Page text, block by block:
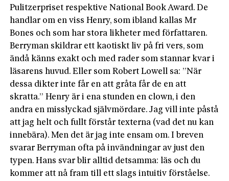
Pulitzerpriset respektive National Book Award. De
handlar om en viss Henry, som ibland kallas Mr
Bones och som har stora likheter med författaren.
Berryman skildrar ett kaotiskt liv på fri vers, som
ändå känns exakt och med rader som stannar kvar i
läsarens huvud. Eller som Robert Lowell sa: ”När
dessa dikter inte får en att gråta får de en att
skratta.” Henry är i ena stunden en clown, i den
andra en misslyckad självmördare. Jag vill inte påstå
att jag helt och fullt förstår texterna (vad det nu kan
innebära). Men det är jag inte ensam om. I breven
svarar Berryman ofta på invändningar av just den
typen. Hans svar blir alltid detsamma: läs och du
kommer att nå fram till ett slags intuitiv förståelse.